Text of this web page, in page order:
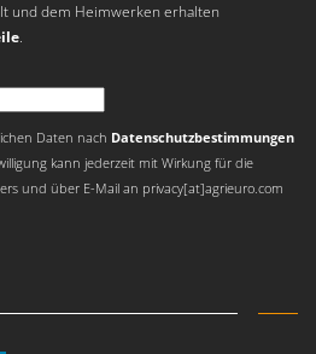
und dem Heimwerken erhalten
.
Daten nach Datenschutzbestimmungen
kann jederzeit mit Wirkung für die
und über E-Mail an privacy[at]agrieuro.com